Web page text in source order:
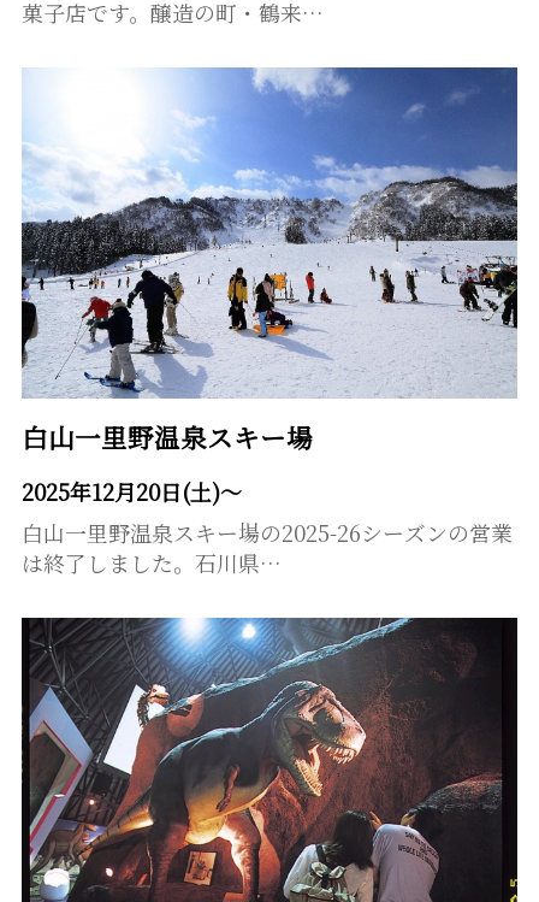
菓子店です。醸造の町・鶴来…
白山一里野温泉スキー場
2025年12月20日(土)～
白山一里野温泉スキー場の2025-26シーズンの営業
は終了しました。石川県…